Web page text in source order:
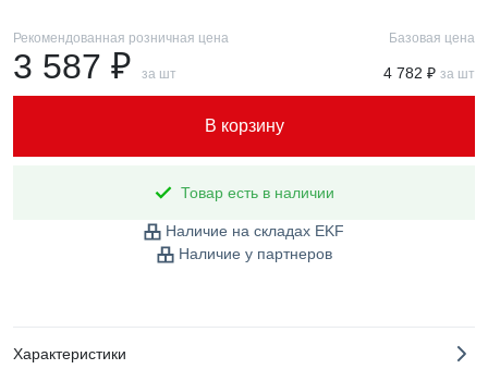
Рекомендованная розничная цена
3 587 ₽ за шт
Базовая цена
4 782 ₽ за шт
В корзину
Товар есть в наличии
Наличие на складах EKF
Наличие у партнеров
Характеристики